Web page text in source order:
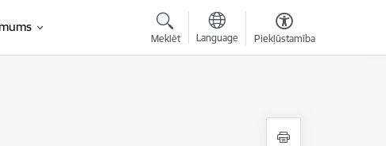
Meklēt Language Piekļūstamība